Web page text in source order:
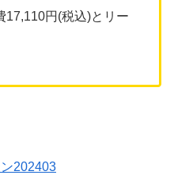
17,110円(税込)とリー